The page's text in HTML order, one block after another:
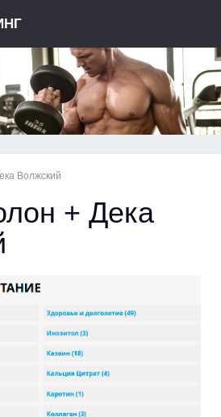
Волжский
+ Дека